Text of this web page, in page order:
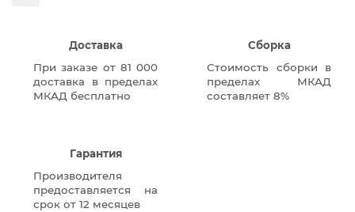
Доставка
При заказе от 81 000
доставка в пределах
МКАД бесплатно
Сборка
Стоимость сборки в
пределах МКАД
составляет 8%
Гарантия
Производителя
предоставляется на
срок от 12 месяцев